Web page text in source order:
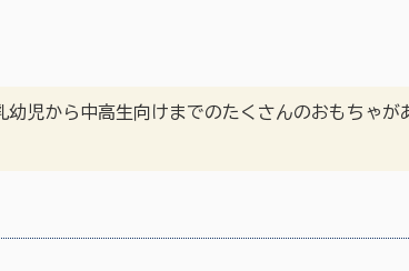
児から中高生向けまでのたくさんのおもちゃが